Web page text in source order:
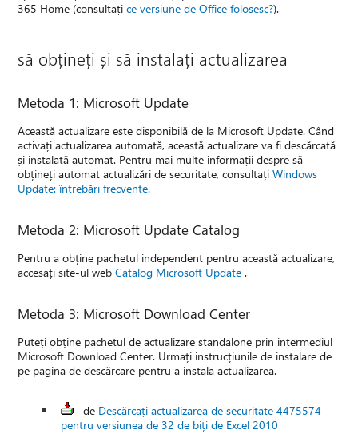
365 Home (consultațice versiune de Office folosesc?).
să obțineți și să instalați actualizarea
Metoda 1: Microsoft Update
Această actualizare este disponibilă de la Microsoft Update. Când
activați actualizarea automată, această actualizare va fi descărcată
și instalată automat. Pentru mai multe informații despre să
obțineți automat actualizări de securitate, consultațiWindows
Update: întrebări frecvente.
Metoda 2: Microsoft Update Catalog
Pentru a obține pachetul independent pentru această actualizare,
accesați site-ul webCatalog Microsoft Update .
Metoda 3: Microsoft Download Center
Puteți obține pachetul de actualizare standalone prin intermediul
Microsoft Download Center. Urmați instrucțiunile de instalare de
pe pagina de descărcare pentru a instala actualizarea.
de Descărcați actualizarea de securitate 4475574
pentru versiunea de 32 de biți de Excel 2010